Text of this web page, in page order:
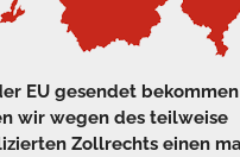
EU gesendet
wir wegen des teilweise
Zollrechts einen